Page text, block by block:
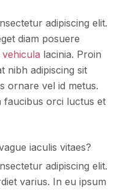
adipiscing elit.
diam posuere
vehicula lacinia. Proin
nibh adipiscing sit
ornare vel id metus.
faucibus orci luctus et
iaculis vitaes?
adipiscing elit.
varius. In eu ipsum